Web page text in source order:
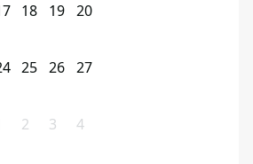
18 19 20
25 26 27
2 3 4